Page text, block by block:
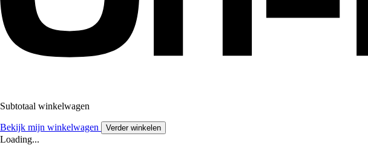
Subtotaal winkelwagen
Bekijk mijn winkelwagen Verder winkelen
Loading...